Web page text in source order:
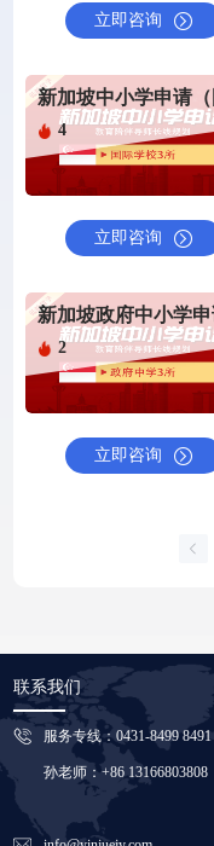
立即咨询
4
立即咨询
2
立即咨询
联系我们
服务专线：0431-8499 8491
孙老师：+86 13166803808